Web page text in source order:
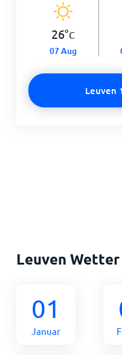
26°C
07 Aug
Leuven
Leuven
01
Januar